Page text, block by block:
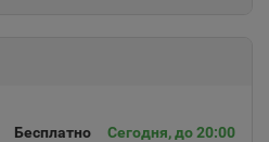
Бесплатно Сегодня, до 20:00